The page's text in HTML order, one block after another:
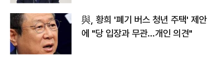
與, 황희 '폐기 버스 청년 주택' 제안
에 "당 입장과 무관…개인 의견"